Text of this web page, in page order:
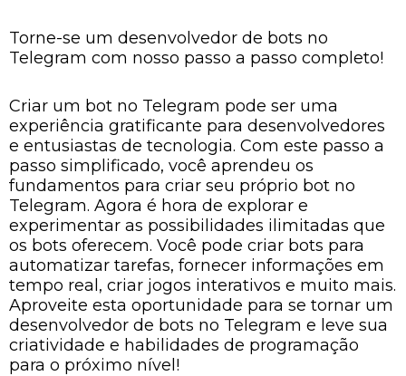
Torne-se um desenvolvedor de bots no
Telegram com nosso passo a passo completo!
Criar um bot no Telegram pode ser uma
experiência gratificante para desenvolvedores
e entusiastas de tecnologia. Com este passo a
passo simplificado, você aprendeu os
fundamentos para criar seu próprio bot no
Telegram. Agora é hora de explorar e
experimentar as possibilidades ilimitadas que
os bots oferecem. Você pode criar bots para
automatizar tarefas, fornecer informações em
tempo real, criar jogos interativos e muito mais.
Aproveite esta oportunidade para se tornar um
desenvolvedor de bots no Telegram e leve sua
criatividade e habilidades de programação
para o próximo nível!